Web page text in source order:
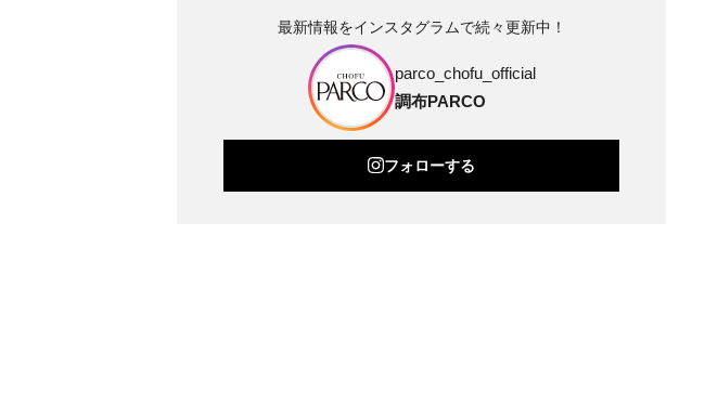
最新情報をインスタグラムで続々更新中！
parco_chofu_official
調布PARCO
フォローする